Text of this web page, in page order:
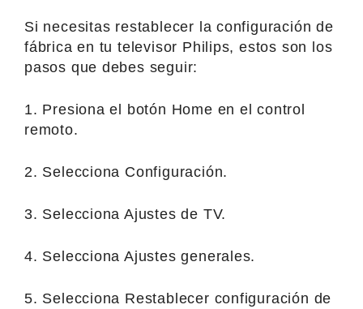
Si necesitas restablecer la configuración de
fábrica en tu televisor Philips, estos son los
pasos que debes seguir:
1. Presiona el botón Home en el control
remoto.
2. Selecciona Configuración.
3. Selecciona Ajustes de TV.
4. Selecciona Ajustes generales.
5. Selecciona Restablecer configuración de